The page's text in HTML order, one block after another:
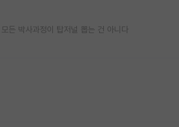
든 박사과정이 탑저널 뽑는 건 아니다